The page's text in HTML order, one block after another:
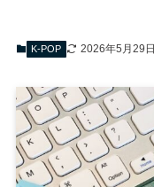
K-POP 2026年5月29日